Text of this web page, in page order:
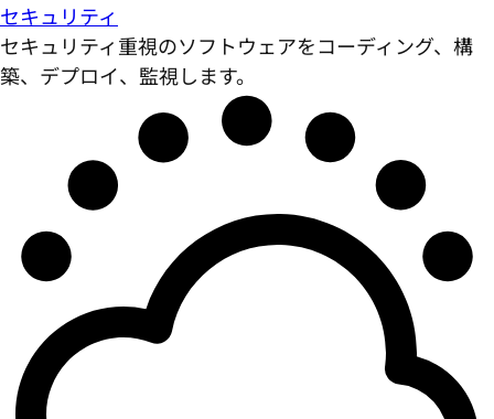
セキュリティ
セキュリティ重視のソフトウェアをコーディング、構
築、デプロイ、監視します。